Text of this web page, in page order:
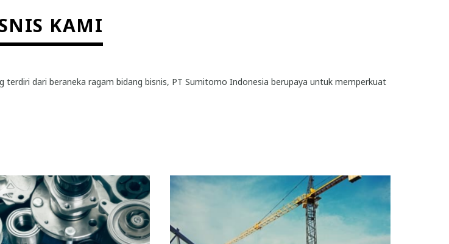
KAMI
terdiri dari beraneka ragam bidang bisnis, PT Sumitomo Indonesia berupaya untuk memperkuat